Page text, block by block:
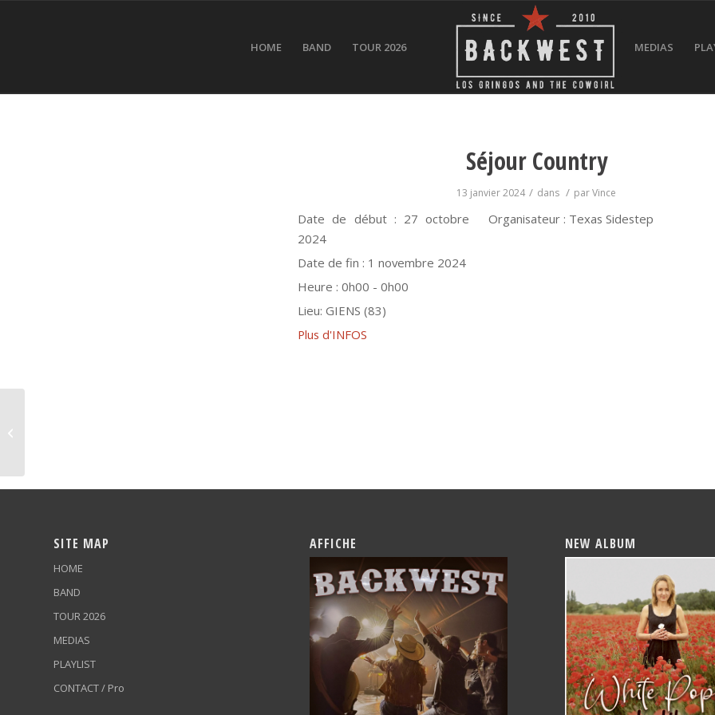
HOME BAND TOUR 2026 MEDIAS
Séjour Country
13 janvier 2024 / dans / parVince
Date de début : 27 octobre
2024
Date de fin : 1 novembre 2024
Heure : 0h00 - 0h00
Lieu: GIENS (83)
Plus d'INFOS
Organisateur : Texas Sidestep
SITE MAP
HOME
BAND
TOUR 2026
MEDIAS
PLAYLIST
CONTACT / Pro
AFFICHE NEW ALBUM